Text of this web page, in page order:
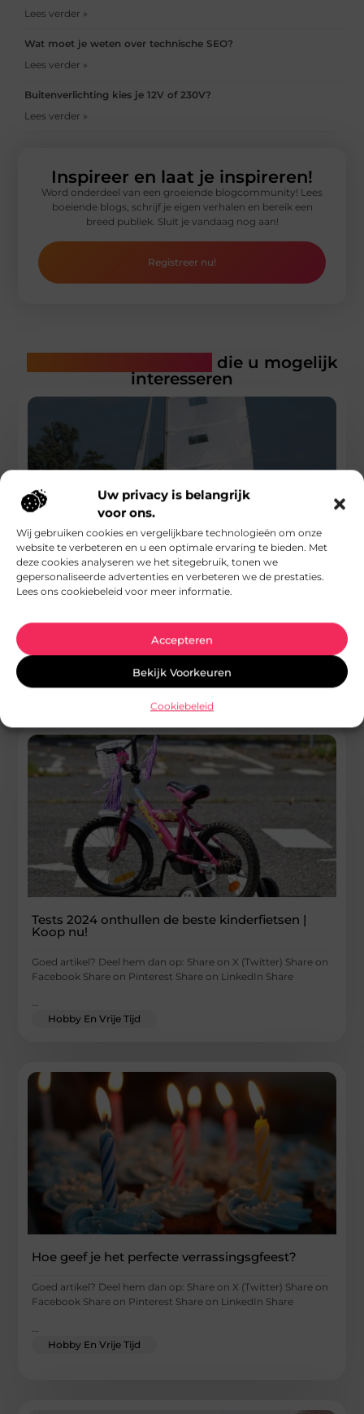
Uw privacy is belangrijk
voor ons.
Wij gebruiken cookies en vergelijkbare technologieën om onze
website te verbeteren en u een optimale ervaring te bieden. Met
deze cookies analyseren we het sitegebruik, tonen we
gepersonaliseerde advertenties en verbeteren we de prestaties.
Lees ons cookiebeleid voor meer informatie.
Accepteren
Bekijk Voorkeuren
Cookiebeleid
Lees verder »
Wat moet je weten over technische SEO?
Lees verder »
Buitenverlichting kies je 12V of 230V?
Lees verder »
Inspireer en laat je inspireren!
Word onderdeel van een groeiende blogcommunity! Lees
boeiende blogs, schrijf je eigen verhalen en bereik een
breed publiek. Sluit je vandaag nog aan!
Registreer nu!
die u mogelijk
interesseren
Geniet van een ontspannen zeiltocht met
zeilbootverhuur in Heeg
Goed artikel? Deel hem dan op: Share on X (Twitter) Share on
Facebook Share on Pinterest Share on LinkedIn Share
Hobby En Vrije Tijd
Tests 2024 onthullen de beste kinderfietsen |
Koop nu!
Goed artikel? Deel hem dan op: Share on X (Twitter) Share on
Facebook Share on Pinterest Share on LinkedIn Share
...
Hobby En Vrije Tijd
Hoe geef je het perfecte verrassingsgfeest?
Goed artikel? Deel hem dan op: Share on X (Twitter) Share on
Facebook Share on Pinterest Share on LinkedIn Share
Hobby En Vrije Tijd